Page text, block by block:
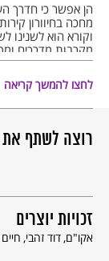
הן אפשר כי חדרך
מחכה בחיוורון
וקורא הוא לשנינו
מקרבות מדרכים
הן אפשר כי פתאום
הן אפשר בין עשן
גם לחלום שהכל
הן אפשר…
בית מאוחר שהוסיף חפר
לחצו להמשך קריאה
רוצה לשתף את
זכויות יוצרים
אקו"ם דוד זהבי